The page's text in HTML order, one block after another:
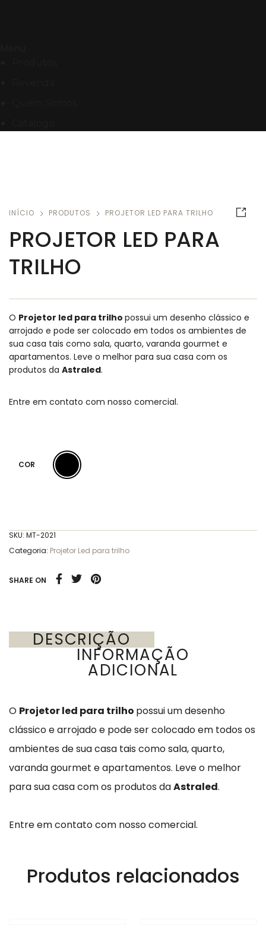
INÍCIO PRODUTOS PROJETOR LED PARA TRILHO
PROJETOR LED PARA
TRILHO
O Projetor led para trilho possui um desenho clássico e
arrojado e pode ser colocado em todos os ambientes de
sua casa tais como sala, quarto, varanda gourmet e
apartamentos. Leve o melhor para sua casa com os
produtos da Astraled.
Entre em contato com nosso comercial.
COR
SKU: MT-2021
Categoria: Projetor Led para trilho
SHARE ON
DESCRIÇÃO
INFORMAÇÃO
ADICIONAL
O Projetor led para trilho possui um desenho
clássico e arrojado e pode ser colocado em todos os
ambientes de sua casa tais como sala, quarto,
varanda gourmet e apartamentos. Leve o melhor
para sua casa com os produtos daAstraled.
Entre em contato com nosso comercial.
Produtos relacionados